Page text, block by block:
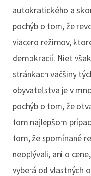
autokratického a
pochýb o tom, že
viacero režimov,
demokracií. Niet
stránkach väčšiny
obyvateľstva je v
pochýb o tom, že
tom najlepšom
tom, že spomínané
neoplývali, ani o
vyberá od vlastných